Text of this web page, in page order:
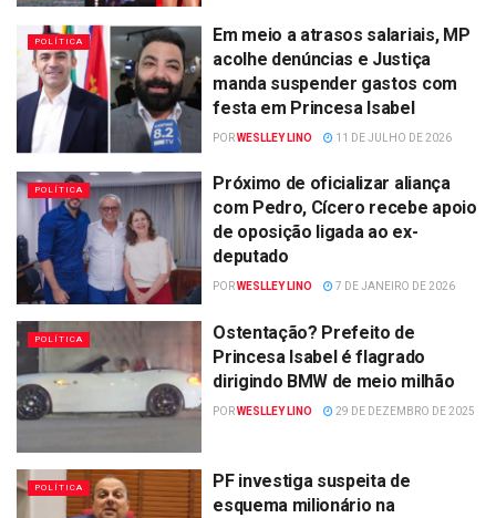
POLÍTICA
Em meio a atrasos salariais, MP
acolhe denúncias e Justiça
manda suspender gastos com
festa em Princesa Isabel
PORWESLLEY LINO 11 DE JULHO DE 2026
POLÍTICA
Próximo de oficializar aliança
com Pedro, Cícero recebe apoio
de oposição ligada ao ex-
deputado
PORWESLLEY LINO 7 DE JANEIRO DE 2026
POLÍTICA
Ostentação? Prefeito de
Princesa Isabel é flagrado
dirigindo BMW de meio milhão
PORWESLLEY LINO 29 DE DEZEMBRO DE 2025
POLÍTICA
PF investiga suspeita de
esquema milionário na